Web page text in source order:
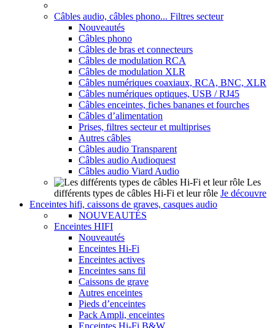
Câbles audio, câbles phono... Filtres secteur
Nouveautés
Câbles phono
Câbles de bras et connecteurs
Câbles de modulation RCA
Câbles de modulation XLR
Câbles numériques coaxiaux, RCA, BNC, XLR
Câbles numériques optiques, USB / RJ45
Câbles enceintes, fiches bananes et fourches
Câbles d’alimentation
Prises, filtres secteur et multiprises
Autres câbles
Câbles audio Transparent
Câbles audio Audioquest
Câbles audio Viard Audio
Les
différents types de câbles Hi-Fi et leur rôle Je découvre
Enceintes hifi, caissons de graves, casques audio
NOUVEAUTÉS
Enceintes HIFI
Nouveautés
Enceintes Hi-Fi
Enceintes actives
Enceintes sans fil
Caissons de grave
Autres enceintes
Pieds d’enceintes
Pack Ampli, enceintes
Enceintes Hi-Fi B&W